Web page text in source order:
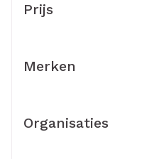
Prijs
Merken
Organisaties